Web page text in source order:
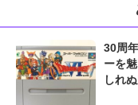
30周
ーを
しれ